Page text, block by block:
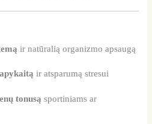
ir natūralią organizmo apsaugą
ir atsparumą stresui
tonusą sportiniams ar